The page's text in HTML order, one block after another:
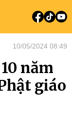
10/05/2024 08:49
năm
giáo